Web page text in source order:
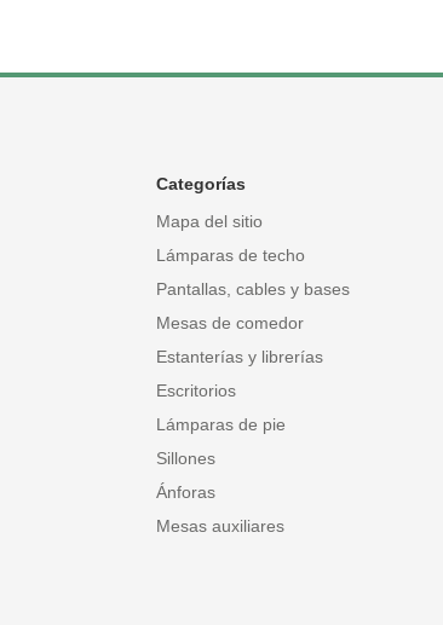
Categorías
Mapa del sitio
Lámparas de techo
Pantallas, cables y bases
Mesas de comedor
Estanterías y librerías
Escritorios
Lámparas de pie
Sillones
Ánforas
Mesas auxiliares